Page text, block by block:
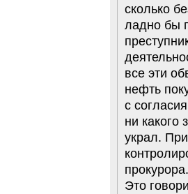
сколько
ладно бы
все эти
нефть
с
ни какого
украл.
прокурора.
Это